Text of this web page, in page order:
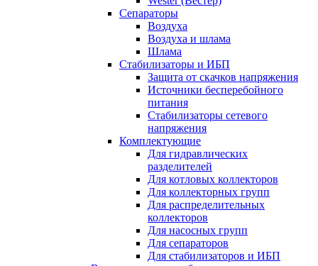
Сепараторы
Воздуха
Воздуха и шлама
Шлама
Стабилизаторы и ИБП
Защита от скачков напряжения
Источники бесперебойного
питания
Стабилизаторы сетевого
напряжения
Комплектующие
Для гидравлических
разделителей
Для котловых коллекторов
Для коллекторных групп
Для распределительных
коллекторов
Для насосных групп
Для сепараторов
Для стабилизаторов и ИБП